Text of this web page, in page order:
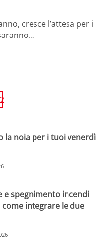
cresce l’attesa per i
la noia per i tuoi venerdì
e spegnimento incendi
come integrare le due